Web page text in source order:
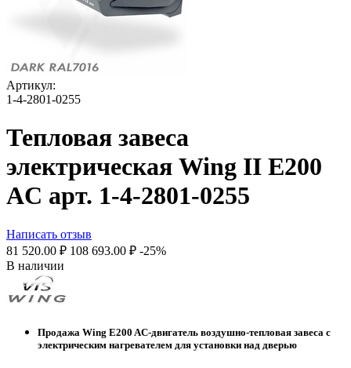
Артикул:
1-4-2801-0255
Тепловая завеса
электрическая Wing II E200
AC арт. 1-4-2801-0255
Написать отзыв
81 520.00 ₽ 108 693.00 ₽ -25%
В наличии
Продажа Wing E200 AC-двигатель воздушно-тепловая завеса с
электрическим нагревателем для установки над дверью